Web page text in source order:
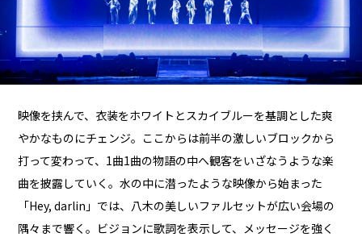
映像を挟んで、衣装をホワイトとスカイブルーを基調とした爽
やかなものにチェンジ。ここからは前半の激しいブロックから
打って変わって、1曲1曲の物語の中へ観客をいざなうような楽
曲を披露していく。水の中に潜ったような映像から始まった
「Hey, darlin」では、八木の美しいファルセットが広い会場の
隅々まで響く。ビジョンに歌詞を表示して、メッセージを強く